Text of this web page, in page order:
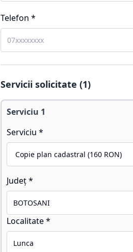
Telefon *
Servicii solicitate (1)
Serviciu 1
Serviciu *
Județ *
Localitate *